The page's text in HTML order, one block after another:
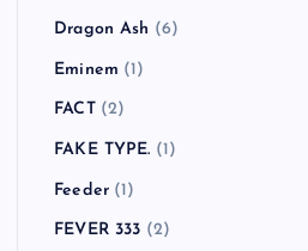
Dragon Ash (6)
Eminem (1)
FACT(2)
FAKE TYPE. (1)
Feeder(1)
FEVER 333 (2)